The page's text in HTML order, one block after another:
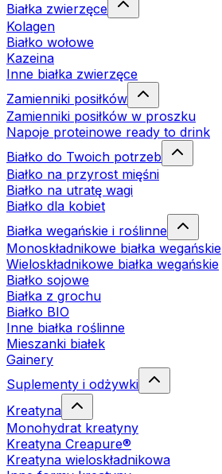
Białka zwierzęce
Kolagen
Białko wołowe
Kazeina
Inne białka zwierzęce
Zamienniki posiłków
Zamienniki posiłków w proszku
Napoje proteinowe ready to drink
Białko do Twoich potrzeb
Białko na przyrost mięśni
Białko na utratę wagi
Białko dla kobiet
Białka wegańskie i roślinne
Monoskładnikowe białka wegańskie
Wieloskładnikowe białka wegańskie
Białko sojowe
Białka z grochu
Białko BIO
Inne białka roślinne
Mieszanki białek
Gainery
Suplementy i odżywki
Kreatyna
Monohydrat kreatyny
Kreatyna Creapure®
Kreatyna wieloskładnikowa